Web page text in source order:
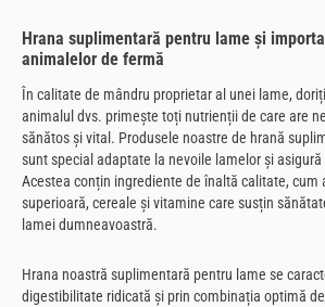
Hrana suplimentară pentru lame și
animalelor de fermă
În calitate de mândru proprietar al unei lame,
animalul dvs. primește toți nutrienții de care are
sănătos și vital. Produsele noastre de hrană
sunt special adaptate la nevoile lamelor și
Acestea conțin ingrediente de înaltă calitate, cum
superioară, cereale și vitamine care susțin
lamei dumneavoastră.
Hrana noastră suplimentară pentru lame se
digestibilitate ridicată și prin combinația optimă